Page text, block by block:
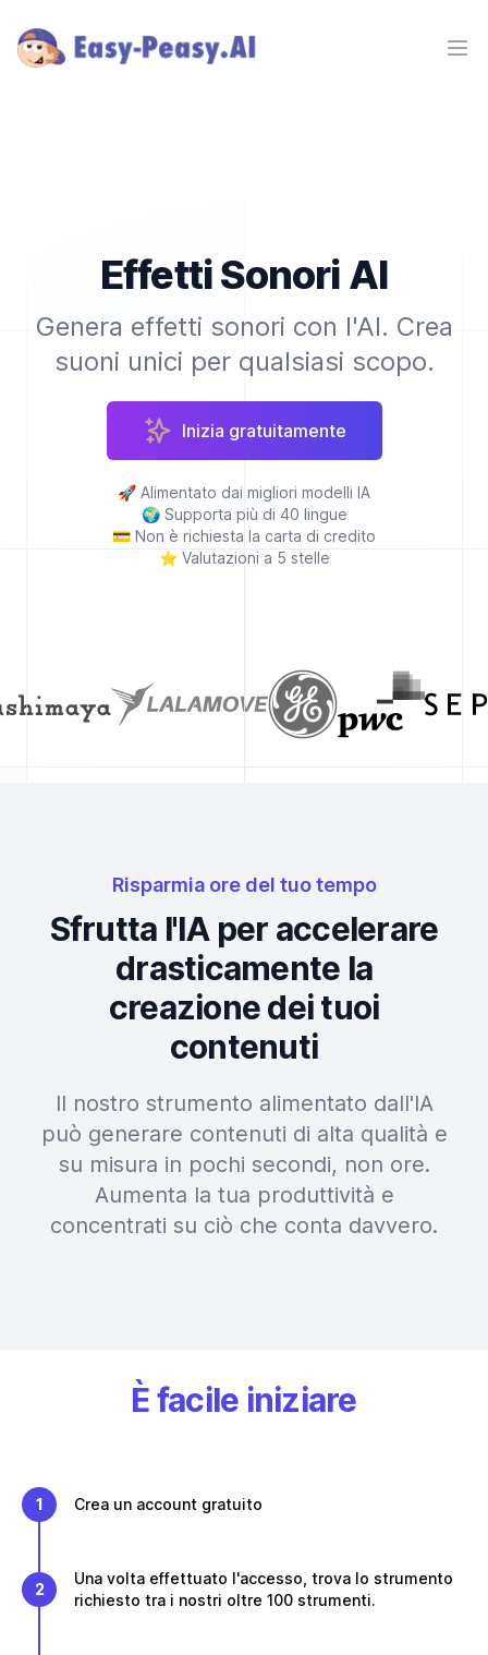
Effetti Sonori AI
Genera effetti sonori con l'AI. Crea
suoni unici per qualsiasi scopo.
Inizia gratuitamente
🚀 Alimentato dai migliori modelli IA
🌍 Supporta più di 40 lingue
💳 Non è richiesta la carta di credito
⭐ Valutazioni a 5 stelle
Risparmia ore del tuo tempo
Sfrutta l'IA per accelerare
drasticamente la
creazione dei tuoi
contenuti
Il nostro strumento alimentato dall'IA
può generare contenuti di alta qualità e
su misura in pochi secondi, non ore.
Aumenta la tua produttività e
concentrati su ciò che conta davvero.
È facile iniziare
1 Crea un account gratuito
2
Una volta effettuato l'accesso, trova lo strumento
richiesto tra i nostri oltre 100 strumenti.